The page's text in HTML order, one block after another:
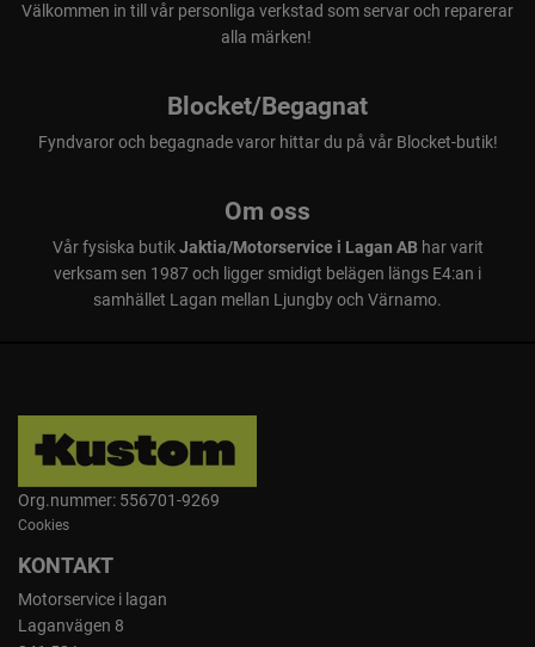
Välkommen in till vår personliga verkstad som servar och reparerar
alla märken!
Blocket/Begagnat
Fyndvaror och begagnade varor hittar du på vår Blocket-butik!
Om oss
Vår fysiska butikJaktia/Motorservice i Lagan ABhar varit
verksam sen 1987 och ligger smidigt belägen längs E4:an i
samhället Lagan mellan Ljungby och Värnamo.
Org.nummer: 556701-9269
Cookies
KONTAKT
Motorservice i lagan
Laganvägen 8